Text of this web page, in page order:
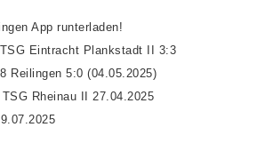
App runterladen!
Eintracht Plankstadt II 3:3
Reilingen 5:0 (04.05.2025)
Rheinau II 27.04.2025